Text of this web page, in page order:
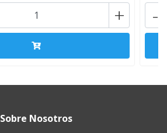
+ -
Sobre Nosotros